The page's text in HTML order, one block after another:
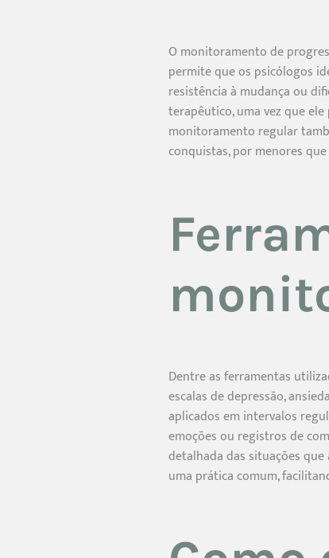
O monitoramento de
permite que os psicólogos
resistência à mudança ou
terapêutico, uma vez que
monitoramento regular
conquistas, por menores
Dentre as ferramentas
escalas de depressão,
aplicados em intervalos
emoções ou registros de
detalhada das situações
uma prática comum,